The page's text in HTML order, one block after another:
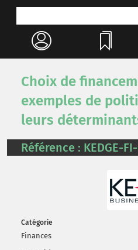
Choix de
exemples de
leurs
Référence : KEDGE-
Catégorie
Finances